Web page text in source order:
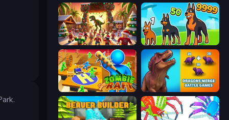
My Dinoland Dogs vs Aliens
Zombie Raft Dragons Merge: Battle Games